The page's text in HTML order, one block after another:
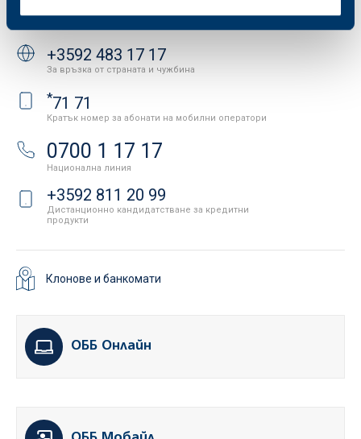
Свържете се с нас
+3592 483 17 17
За връзка от страната и чужбина
*71 71
Кратък номер за абонати на мобилни оператори
0700 1 17 17
Национална линия
+3592 811 20 99
Дистанционно кандидатстване за кредитни
продукти
Клонове и банкомати
ОББ Онлайн